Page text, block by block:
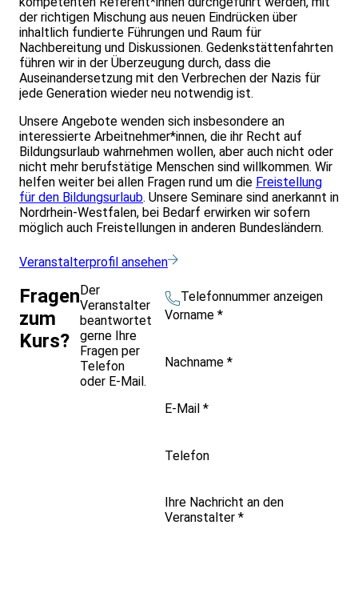
der richtigen Mischung aus neuen Eindrücken über
inhaltlich fundierte Führungen und Raum für
Nachbereitung und Diskussionen. Gedenkstättenfahrten
führen wir in der Überzeugung durch, dass die
Auseinandersetzung mit den Verbrechen der Nazis für
jede Generation wieder neu notwendig ist.
Unsere Angebote wenden sich insbesondere an
interessierte Arbeitnehmer*innen, die ihr Recht auf
Bildungsurlaub wahrnehmen wollen, aber auch nicht oder
nicht mehr berufstätige Menschen sind willkommen. Wir
helfen weiter bei allen Fragen rund um die Freistellung
für den Bildungsurlaub. Unsere Seminare sind anerkannt in
Nordrhein-Westfalen, bei Bedarf erwirken wir sofern
möglich auch Freistellungen in anderen Bundesländern.
Veranstalterprofil ansehen
Fragen
zum
Kurs?
Der
Veranstalter
beantwortet
gerne Ihre
Fragen per
Telefon
oder E-Mail.
Telefonnummer anzeigen
Vorname *
Nachname *
E-Mail *
Telefon
Ihre Nachricht an den
Veranstalter *